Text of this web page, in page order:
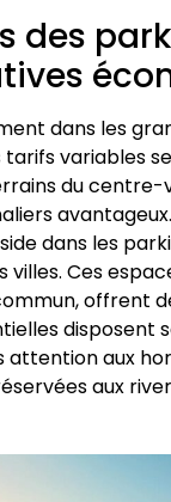
des
dans les
variables
du
dans les
villes. Ces
offrent
disposent
attention aux
aux